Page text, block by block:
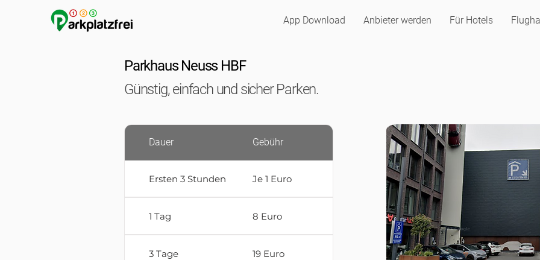
App Download Anbieter werden Für Hotels
Parkhaus Neuss HBF
Günstig, einfach und sicher Parken.
Dauer Gebühr
Ersten 3 Stunden Je 1 Euro
1 Tag 8 Euro
3 Tage 19 Euro